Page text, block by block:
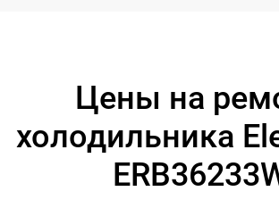
Цены на
холодильника